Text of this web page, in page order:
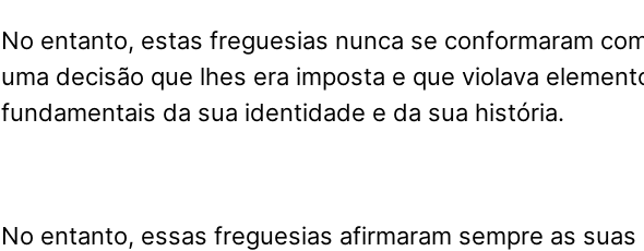
No entanto, estas freguesias nunca se conformaram
uma decisão que lhes era imposta e que violava
fundamentais da sua identidade e da sua história.
No entanto, essas freguesias afirmaram sempre as suas